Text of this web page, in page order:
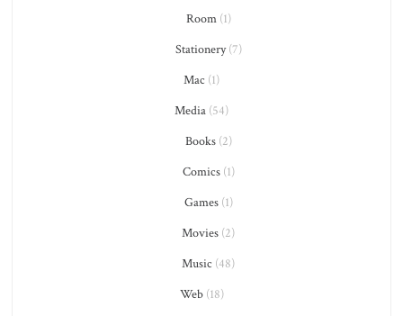
Room(1)
Stationery(7)
Mac (1)
Media (54)
Books(2)
Comics(1)
Games(1)
Movies (2)
Music (48)
Web(18)